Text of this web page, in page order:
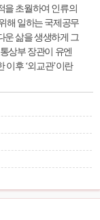
을 초월하여 인류의
해 일하는 국제공무
운 삶을 생생하게 그
상부 장관이 유엔
이후 ‘외교관’이란
상승하고 있으며, 외
기 때문이다. 물론
기에 주어지는 혜택
의외로 애환도 많고,
성 없는 전쟁터라는